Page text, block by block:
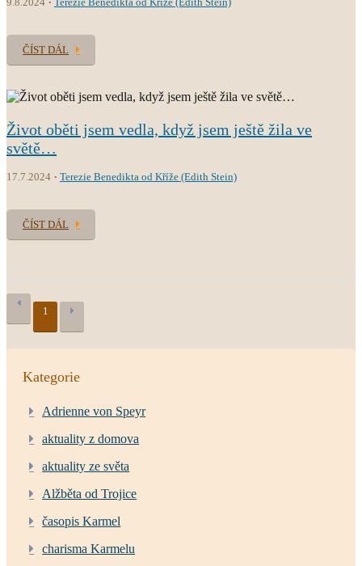
ČÍST DÁL
Život oběti jsem vedla, když jsem ještě žila ve
světě…
17.7.2024 Terezie Benedikta od Kříže (Edith Stein)
ČÍST DÁL
1
Kategorie
Adrienne von Speyr
aktuality z domova
aktuality ze světa
Alžběta od Trojice
časopis Karmel
charisma Karmelu